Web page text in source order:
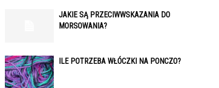
JAKIE SĄ PRZECIWWSKAZANIA DO
MORSOWANIA?
ILE POTRZEBA WŁÓCZKI NA PONCZO?